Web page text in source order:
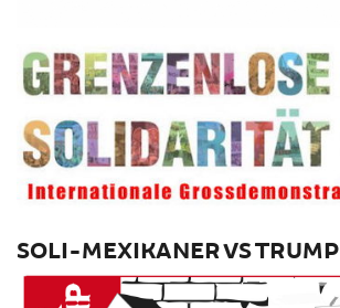
SOLI-MEXIKANER VS TRUMP